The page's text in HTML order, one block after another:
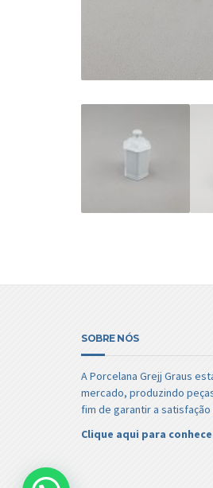
SOBRE NÓS
A Porcelana Grejj Graus
mercado, produzindo
fim de garantir a
Clique aqui para